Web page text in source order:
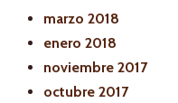
marzo 2018
enero 2018
noviembre 2017
octubre 2017